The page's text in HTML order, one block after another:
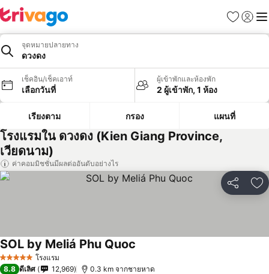
รายการโป
เข้าสู่ร
เมนู
จุดหมายปลายทาง
ดวงดง
เช็คอิน/เช็คเอาท์
เลือกวันที่
ผู้เข้าพักและห้องพัก
2 ผู้เข้าพัก, 1 ห้อง
เรียงตาม กรอง แผนที่
โรงแรมใน ดวงดง (Kien Giang Province,
เวียดนาม)
ค่าคอมมิชชั่นมีผลต่ออันดับอย่างไร
แชร์ เ
5 ดาว โรงแรม
SOL by Meliá Phu Quoc
8.8 ดีเลิศ 12,969 0.3 km จากชายหาด